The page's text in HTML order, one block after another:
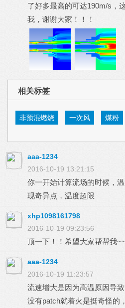
了好多最高的可达190m/s，
我，谢谢大家！！！
相关标签
非预混燃烧 一次风 煤粉
aaa-1234
2016-10-19 13:21:15
你一开始计算流场的时候，
现奇异点，温度超限
xhp1098161798
2016-10-19 09:23:56
顶一下！！希望大家帮帮我
aaa-1234
2016-10-19 11:23:57
流速增大是因为高温原因导
没有patch就着火是挺奇怪的